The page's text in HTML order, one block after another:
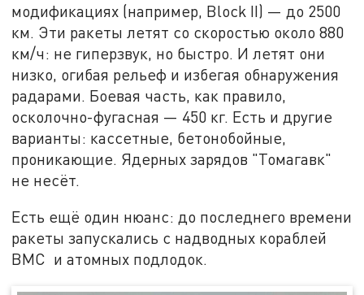
модификациях (например, Block II) — до 2500
км. Эти ракеты летят со скоростью около 880
км/ч: не гиперзвук, но быстро. И летят они
низко, огибая рельеф и избегая обнаружения
радарами. Боевая часть, как правило,
осколочно-фугасная — 450 кг. Есть и другие
варианты: кассетные, бетонобойные,
проникающие. Ядерных зарядов "Томагавк"
не несёт.
Есть ещё один нюанс: до последнего времени
ракеты запускались с надводных кораблей
ВМС и атомных подлодок.